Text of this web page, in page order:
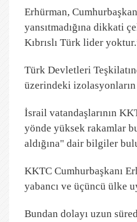
Erhürman,
yansıtmadığına dikkati
Kıbrıslı Türk lider
Türk Devletleri
üzerindeki
İsrail vatandaşlarının
yönde yüksek rakamlar
aldığına" dair bilgiler
KKTC Cumhurbaşkanı
yabancı ve üçüncü ülke
Bundan dolayı uzun